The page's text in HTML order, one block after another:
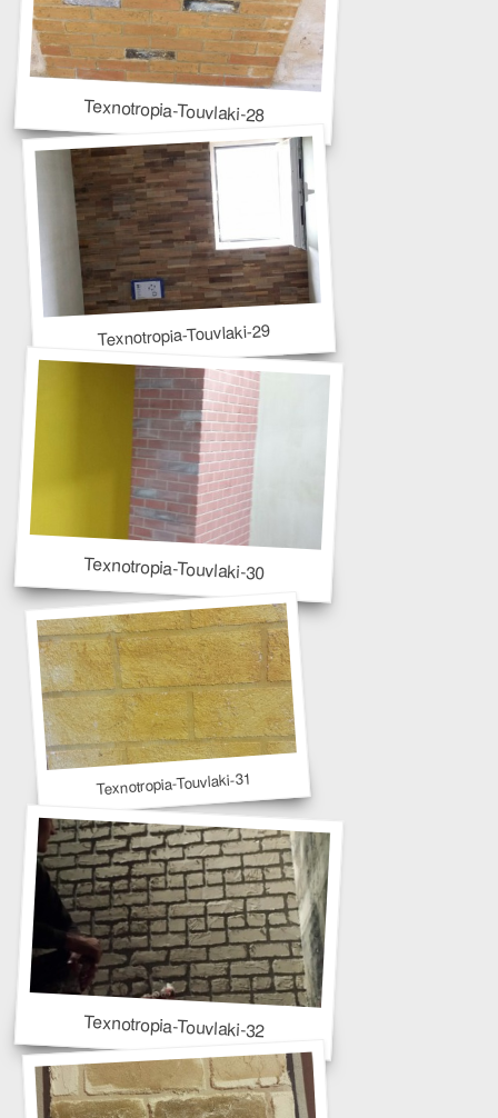
Texnotropia-Touvlaki-28
Texnotropia-Touvlaki-29
Texnotropia-Touvlaki-30
Texnotropia-Touvlaki-31
Texnotropia-Touvlaki-32